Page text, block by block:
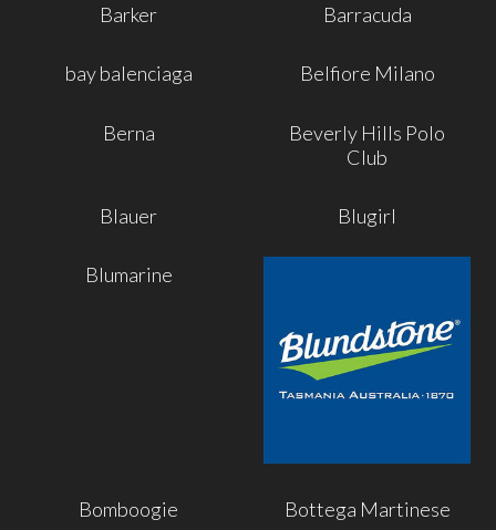
Barker Barracuda
bay balenciaga Belfiore Milano
Berna
Beverly Hills Polo
Club
Blauer Blugirl
Blumarine
Bomboogie Bottega Martinese